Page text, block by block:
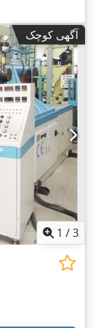
آگهی کوچک
1 /3